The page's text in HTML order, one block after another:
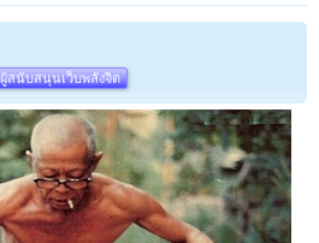
ผู้สนับสนุนเว็บพลังจิต